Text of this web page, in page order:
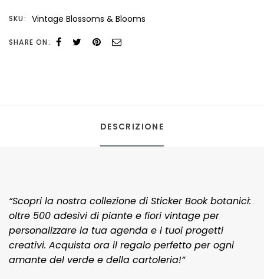
quantità
SKU: Vintage Blossoms & Blooms
SHARE ON:
DESCRIZIONE
“Scopri la nostra collezione di Sticker Book botanici:
oltre 500 adesivi di piante e fiori vintage per
personalizzare la tua agenda e i tuoi progetti
creativi. Acquista ora il regalo perfetto per ogni
amante del verde e della cartoleria!”